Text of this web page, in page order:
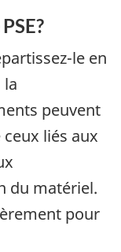
le en
la
peuvent
liés aux
du matériel.
pour